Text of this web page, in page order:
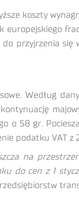
koszty
przyjrzenia
Według
o 58 gr.
podatku VAT z
na
do cen z 1